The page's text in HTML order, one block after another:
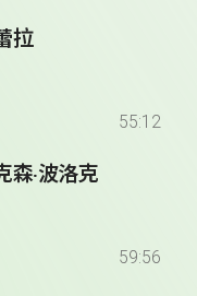
拉
55:12
森‧波洛克
59:56